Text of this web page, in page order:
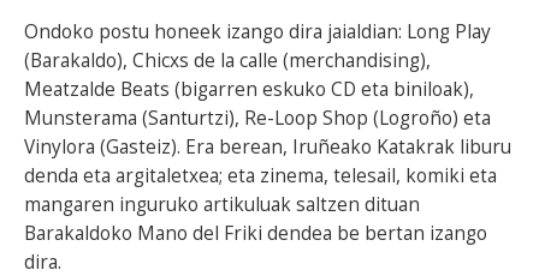
Ondoko postu honeek izango dira jaialdian: Long Play
(Barakaldo), Chicxs de la calle (merchandising),
Meatzalde Beats (bigarren eskuko CD eta biniloak),
Munsterama (Santurtzi), Re-Loop Shop (Logroño) eta
Vinylora (Gasteiz). Era berean, Iruñeako Katakrak liburu
denda eta argitaletxea; eta zinema, telesail, komiki eta
mangaren inguruko artikuluak saltzen dituan
Barakaldoko Mano del Friki dendea be bertan izango
dira.